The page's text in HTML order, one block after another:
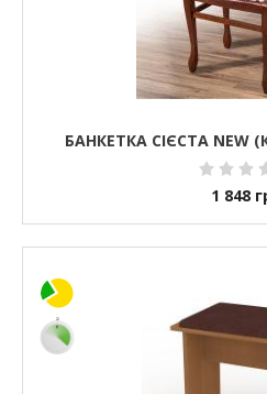
БАНКЕТКА СІЄСТА NEW
1 848